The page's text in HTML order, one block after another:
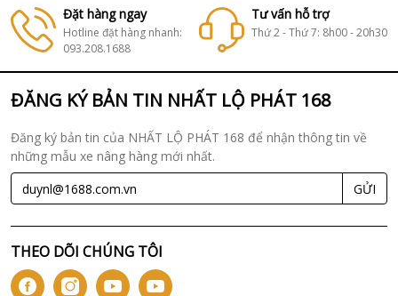
Đặt hàng ngay
Hotline đặt hàng nhanh:
093.208.1688
Tư vấn hỗ trợ
Thứ 2 - Thứ 7: 8h00 - 20h30
ĐĂNG KÝ BẢN TIN NHẤT LỘ PHÁT 168
Đăng ký bản tin của NHẤT LỘ PHÁT 168 để nhận thông tin về
những mẫu xe nâng hàng mới nhất.
GỬI
THEO DÕI CHÚNG TÔI